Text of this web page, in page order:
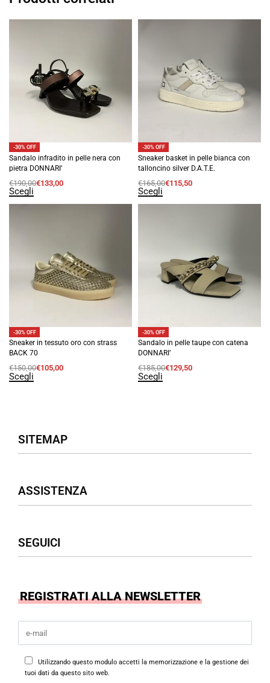
-30% OFF
Sandalo infradito in pelle nera con
pietra DONNARI’
€190,00€133,00
Scegli
-30% OFF
Sneaker basket in pelle bianca con
talloncino silver D.A.T.E.
€165,00€115,50
Scegli
-30% OFF
Sneaker in tessuto oro con strass
BACK 70
€150,00€105,00
Scegli
-30% OFF
Sandalo in pelle taupe con catena
DONNARI’
€185,00€129,50
Scegli
SITEMAP
Donna
Borse
ASSISTENZA
Termini & Condizioni
SEGUICI
Instagram
REGISTRATI ALLA NEWSLETTER
Utilizzando questo modulo accetti la memorizzazione e la gestione dei
tuoi dati da questo sito web.